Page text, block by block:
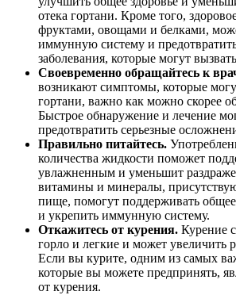
отека гортани. Кроме того,
фруктами, овощами и белками,
иммунную систему и
заболевания, которые могут
Своевременно обращайтесь к
возникают симптомы, которые
гортани, важно как можно скорее
Быстрое обнаружение и лечение
предотвратить серьезные
Правильно питайтесь.
количества жидкости поможет
увлажненным и уменьшит
витамины и минералы,
пище, помогут поддерживать общее
и укрепить иммунную систему.
Откажитесь от курения. Курение
горло и легкие и может увеличить
Если вы курите, одним из самых
которые вы можете предпринять,
от курения.